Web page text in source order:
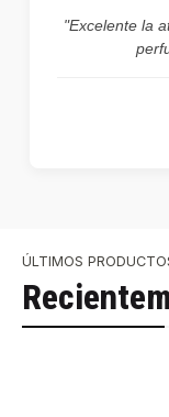
"Excelente la
ÚLTIMOS